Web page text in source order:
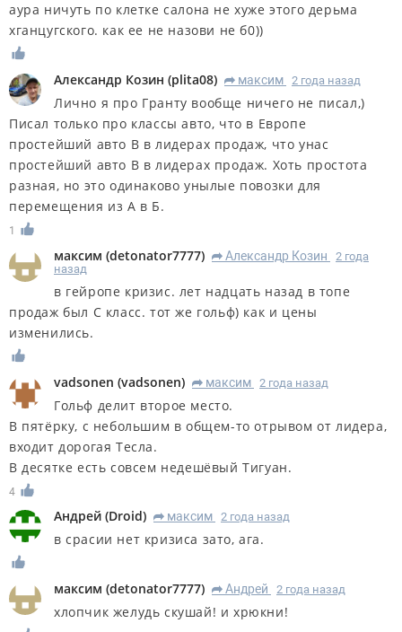
аура ничуть по клетке салона не хуже этого дерьма
хганцугского. как ее не назови не б0))
Александр Козин (plita08) R максим 2 года назад
Лично я про Гранту вообще ничего не писал,)
Писал только про классы авто, что в Европе
простейший авто В в лидерах продаж, что унас
простейший авто В в лидерах продаж. Хоть простота
разная, но это одинаково унылые повозки для
перемещения из А в Б.
1
максим (detonator7777) R Александр Козин
2 года
назад
в гейропе кризис. лет надцать назад в топе
продаж был С класс. тот же гольф) как и цены
изменились.
vadsonen (vadsonen) R максим 2 года назад
Гольф делит второе место.
В пятёрку, с небольшим в общем-то отрывом от лидера,
входит дорoгая Тесла.
В десятке есть совсем недешёвый Тигуан.
4
Андрей (Droid) R максим 2 года назад
в срасии нет кризиса зато, ага.
максим (detonator7777) R Андрей 2 года назад
хлопчик желудь скушай! и хрюкни!